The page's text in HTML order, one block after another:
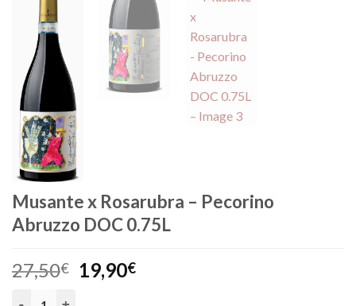
Musante x Rosarubra – Pecorino
Abruzzo DOC 0.75L
27,50€
Le
prix
19,90€Le
quantité de Musante x Rosarubra - Pecorino Abruzzo DOC